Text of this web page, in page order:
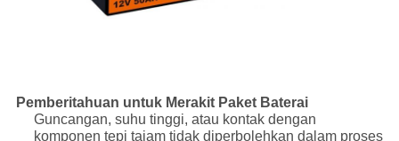
Pemberitahuan untuk Merakit Paket Baterai
Guncangan, suhu tinggi, atau kontak dengan
komponen tepi tajam tidak diperbolehkan dalam proses